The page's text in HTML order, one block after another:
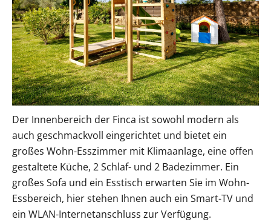
Der Innenbereich der Finca ist sowohl modern als
auch geschmackvoll eingerichtet und bietet ein
großes Wohn-Esszimmer mit Klimaanlage, eine offen
gestaltete Küche, 2 Schlaf- und 2 Badezimmer. Ein
großes Sofa und ein Esstisch erwarten Sie im Wohn-
Essbereich, hier stehen Ihnen auch ein Smart-TV und
ein WLAN-Internetanschluss zur Verfügung.